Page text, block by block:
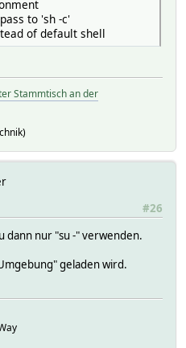
to 'sh -c'
of default shell
Stammtisch an der
#26
dann nur "su -" verwenden.
geladen wird.